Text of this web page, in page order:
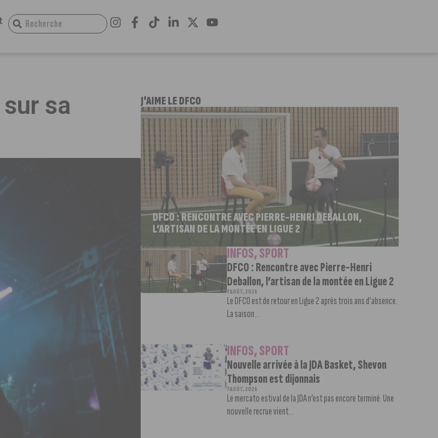
sa
J'AIME LE DFCO
DFCO : RENCONTRE AVEC PIERRE-HENRI DEBALLON,
L’ARTISAN DE LA MONTÉE EN LIGUE 2
INFOS,SPORT
DFCO : Rencontre avec Pierre-Henri
Deballon, l’artisan de la montée en Ligue 2
7 AOÛT, 2026
Le DFCO est de retour en Ligue 2 après trois ans d’absence.
La saison...
INFOS,SPORT
Nouvelle arrivée à la JDA Basket, Shevon
Thompson est dijonnais
7 AOÛT, 2026
Le mercato estival de la JDA n’est pas encore terminé. Une
nouvelle recrue vient...